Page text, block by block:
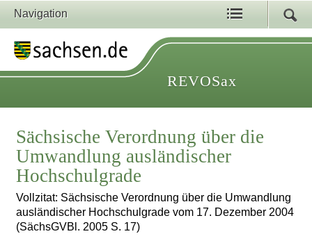
Navigation
REVOSax
Sächsische Verordnung über die
Umwandlung ausländischer
Hochschulgrade
Vollzitat: Sächsische Verordnung über die Umwandlung
ausländischer Hochschulgrade vom 17. Dezember 2004
(SächsGVBl. 2005 S. 17)